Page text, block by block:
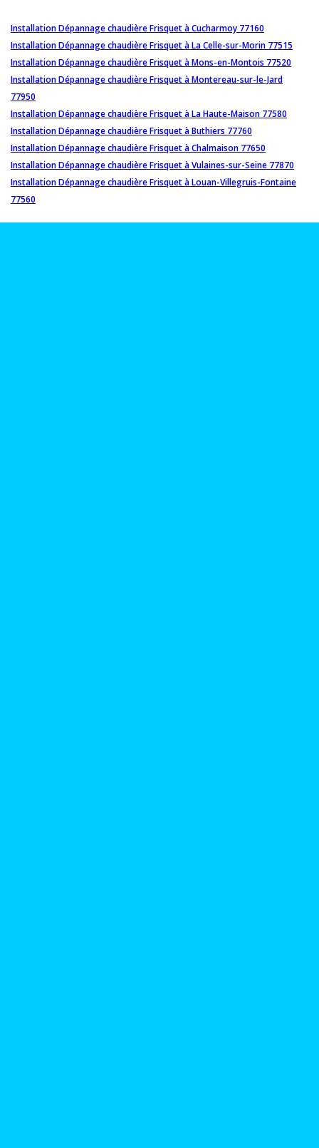
Installation Dépannage chaudière Frisquet à Cucharmoy 77160
Installation Dépannage chaudière Frisquet à La Celle-sur-Morin 77515
Installation Dépannage chaudière Frisquet à Mons-en-Montois 77520
Installation Dépannage chaudière Frisquet à Montereau-sur-le-Jard
77950
Installation Dépannage chaudière Frisquet à La Haute-Maison 77580
Installation Dépannage chaudière Frisquet à Buthiers 77760
Installation Dépannage chaudière Frisquet à Chalmaison 77650
Installation Dépannage chaudière Frisquet à Vulaines-sur-Seine 77870
Installation Dépannage chaudière Frisquet à Louan-Villegruis-Fontaine
77560